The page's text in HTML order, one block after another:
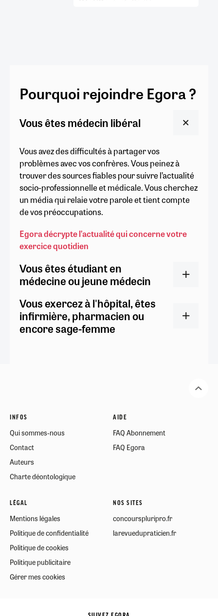
Pourquoi rejoindre Egora ?
Vous êtes médecin libéral
Vous avez des difficultés à partager vos
problèmes avec vos confrères. Vous peinez à
trouver des sources fiables pour suivre l’actualité
socio-professionnelle et médicale. Vous cherchez
un média qui relaie votre parole et tient compte
de vos préoccupations.
Egora décrypte l’actualité qui concerne votre
exercice quotidien
Vous êtes étudiant en
médecine ou jeune médecin
Vous exercez à l'hôpital, êtes
infirmière, pharmacien ou
encore sage-femme
INFOS
Qui sommes-nous
Contact
Auteurs
Charte déontologique
AIDE
FAQ Abonnement
FAQ Egora
LÉGAL
Mentions légales
Politique de confidentialité
Politique de cookies
Politique publicitaire
Gérer mes cookies
NOS SITES
concourspluripro.fr
larevuedupraticien.fr